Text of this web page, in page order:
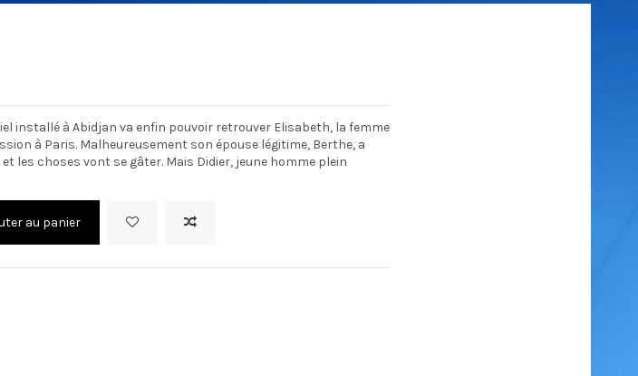
installé à Abidjan va enfin pouvoir retrouver Elisabeth, la femme
à Paris. Malheureusement son épouse légitime, Berthe, a
les choses vont se gâter. Mais Didier, jeune homme plein
au panier